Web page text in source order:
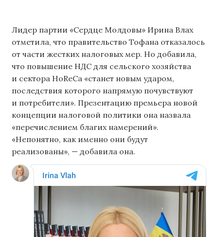
Лидер партии «Сердце Молдовы» Ирина Влах
отметила, что правительство Тофана отказалось
от части жестких налоговых мер. Но добавила,
что повышение НДС для сельского хозяйства
и сектора HoReCa «станет новым ударом,
последствия которого напрямую почувствуют
и потребители». Презентацию премьера новой
концепции налоговой политики она назвала
«перечислением благих намерений».
«Непонятно, как именно они будут
реализованы», — добавила она.